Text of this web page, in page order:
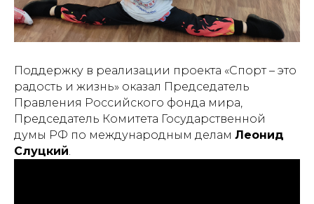
Поддержку в реализации проекта «Спорт – это
радость и жизнь» оказал Председатель
Правления Российского фонда мира,
Председатель Комитета Государственной
думы РФ по международным делам Леонид
Слуцкий